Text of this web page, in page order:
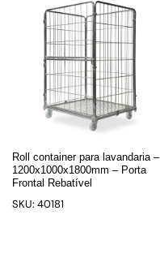
Roll container para lavandaria –
1200x1000x1800mm – Porta
Frontal Rebatível
SKU: 40181